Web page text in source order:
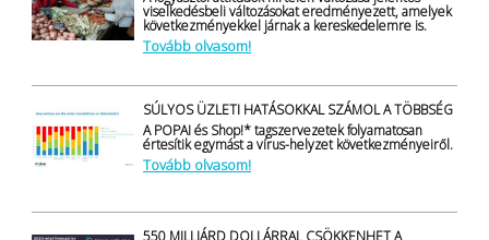
viselkedésbeli változásokat eredményezett, amelyek
következményekkel járnak a kereskedelemre is.
Tovább olvasom!
SÚLYOS ÜZLETI HATÁSOKKAL SZÁMOL A TÖBBSÉG
A POPAI és Shop!* tagszervezetek folyamatosan
értesítik egymást a vírus-helyzet következményeiről.
Tovább olvasom!
550 MILLIÁRD DOLLÁRRAL CSÖKKENHET A